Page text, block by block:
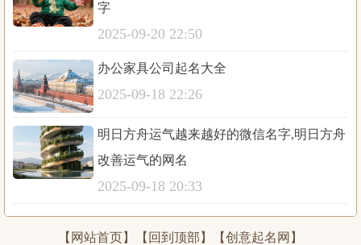
字
2025-09-20 22:50
办公家具公司起名大全
2025-09-18 22:26
明日方舟运气越来越好的微信名字,明日方舟
改善运气的网名
2025-09-18 20:33
【 网站首页 】【 回到顶部 】【创意起名网】